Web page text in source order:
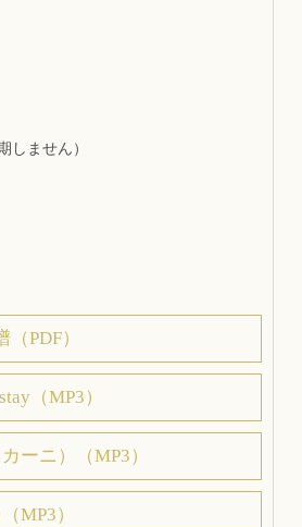
ません）
PDF）
（MP3）
ーニ）（MP3）
MP3）